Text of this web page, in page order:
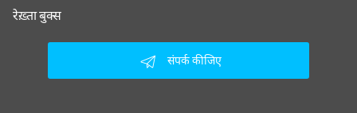
रेख़्ता बुक्स
संपर्क कीजिए